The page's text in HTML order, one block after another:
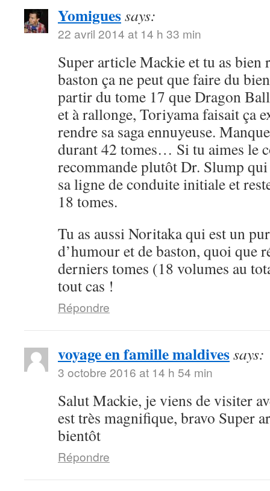
Yomiguessays:
22 avril 2014 at 14 h 33 min
Super article Mackie et tu as bien
baston ça ne peut que faire du
partir du tome 17 que Dragon
et à rallonge, Toriyama faisait ça
rendre sa saga ennuyeuse.
durant 42 tomes… Si tu aimes le
recommande plutôt Dr. Slump qui
sa ligne de conduite initiale et
18 tomes.
Tu as aussi Noritaka qui est un
d’humour et de baston, quoi que
derniers tomes (18 volumes au
tout cas !
Répondre
voyage en famille maldivessays:
3 octobre 2016 at 14 h 54 min
Salut Mackie, je viens de visiter
est très magnifique, bravo Super
bientôt
Répondre